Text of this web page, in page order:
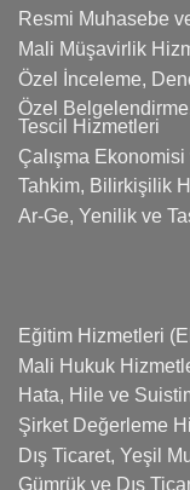
Resmi Muhasebe
Mali Müşavirlik
Özel İnceleme,
Özel
Tescil Hizmetleri
Çalışma
Tahkim, Bilirkişilik
Ar-Ge, Yenilik ve
Eğitim Hizmetleri
Mali Hukuk
Hata, Hile ve
Şirket Değerleme
Dış Ticaret, Yeşil
Gümrük ve Dış